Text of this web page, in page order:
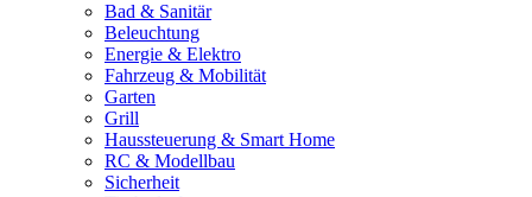
Bad & Sanitär
Beleuchtung
Energie & Elektro
Fahrzeug & Mobilität
Garten
Grill
Haussteuerung & Smart Home
RC & Modellbau
Sicherheit